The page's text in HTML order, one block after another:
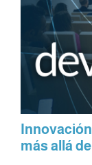
más allá